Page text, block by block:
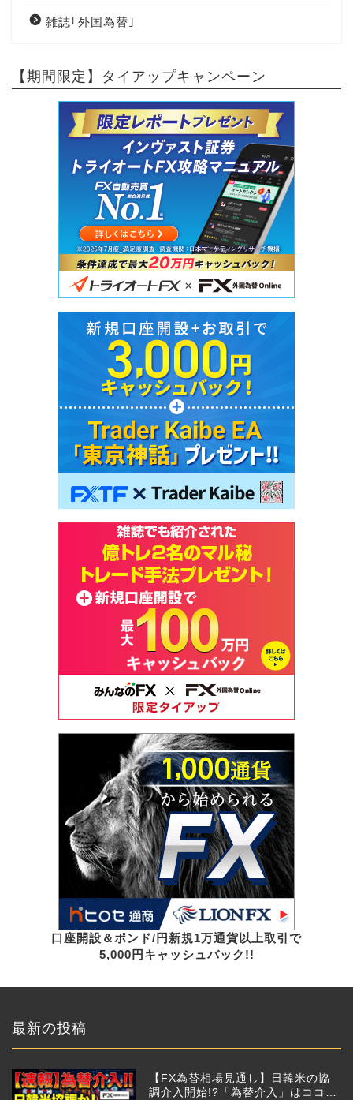
雑誌｢外国為替｣
【期間限定】タイアップキャンペーン
口座開設＆ポンド/円新規1万通貨以上取引で
5,000円キャッシュバック!!
最新の投稿
【FX為替相場見通し】日韓米の協
調介入開始!?「為替介入」はココか